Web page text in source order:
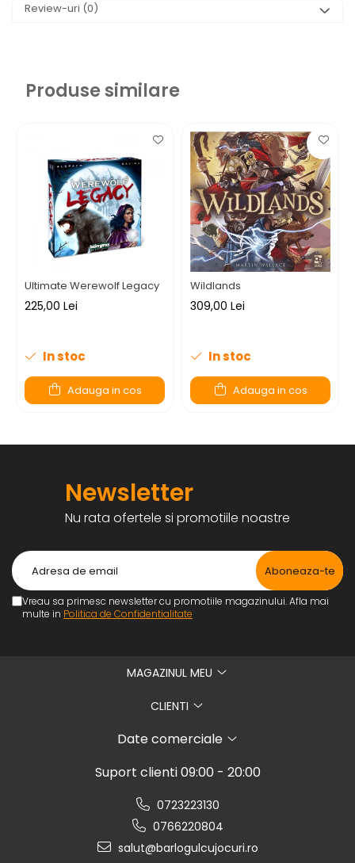
Review-uri (0)
Produse similare
Ultimate Werewolf Legacy
225,00 Lei
In stoc
Adauga in cos
Wildlands
309,00 Lei
In stoc
Adauga in cos
Newsletter
Nu rata ofertele si promotiile noastre
Vreau sa primesc newsletter cu promotiile magazinului. Afla mai
multe in Politica de Confidentialitate
MAGAZINUL MEU
CLIENTI
Date comerciale
Suport clienti09:00 - 20:00
0723223130
0766220804
salut@barlogulcujocuri.ro